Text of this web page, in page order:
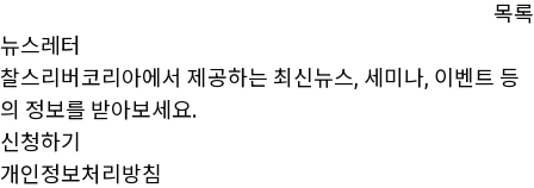
목록
뉴스레터
찰스리버코리아에서 제공하는 최신뉴스, 세미나, 이벤트 등
의 정보를 받아보세요.
신청하기
개인정보처리방침